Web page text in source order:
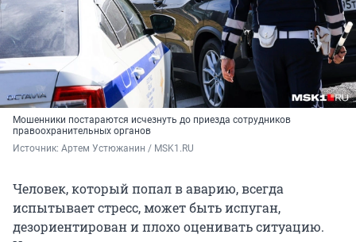
Мошенники постараются исчезнуть до приезда сотрудников
правоохранительных органов
Источник: Артем Устюжанин / MSK1.RU
Человек, который попал в аварию, всегда
испытывает стресс, может быть испуган,
дезориентирован и плохо оценивать ситуацию.